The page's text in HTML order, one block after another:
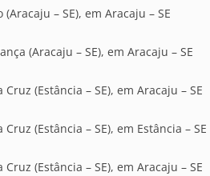
(Aracaju – SE), em Aracaju – SE
(Aracaju – SE), em Aracaju – SE
(Estância – SE), em Aracaju – SE
(Estância – SE), em Estância – SE
(Estância – SE), em Aracaju – SE